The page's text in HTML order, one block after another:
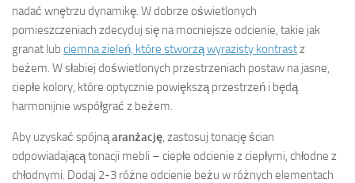
nadać wnętrzu dynamikę. W dobrze oświetlonych
pomieszczeniach zdecyduj się na mocniejsze odcienie, takie jak
granat lub ciemna zieleń, które stworzą wyrazisty kontrastz
beżem. W słabiej doświetlonych przestrzeniach postaw na jasne,
ciepłe kolory, które optycznie powiększą przestrzeń i będą
harmonijnie współgrać z beżem.
Aby uzyskać spójnąaranżację , zastosuj tonację ścian
odpowiadającą tonacji mebli – ciepłe odcienie z ciepłymi, chłodne z
chłodnymi. Dodaj 2-3 różne odcienie beżu w różnych elementach